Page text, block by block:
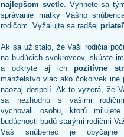
najlepšom svetle. Vyhnete sa
správanie matky Vášho
rodičom. Vyžalujte sa radšej
Ak sa už stalo, že Vaši rodičia
na budúcich svokrovcov, skúste
a odkryte aj ichpozitívne
manželstvo viac ako čokoľvek iné
naozaj dospelí. Ak to vyzerá, že
sa nezhodnú s vašimi
vychovali osobu, ktorú
budúcnosti budú starými rodičmi
Váš snúbenec je obyčajne